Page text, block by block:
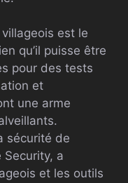
est le
qu’il puisse être
pour des tests
et
une arme
sécurité de
Security, a
et les outils